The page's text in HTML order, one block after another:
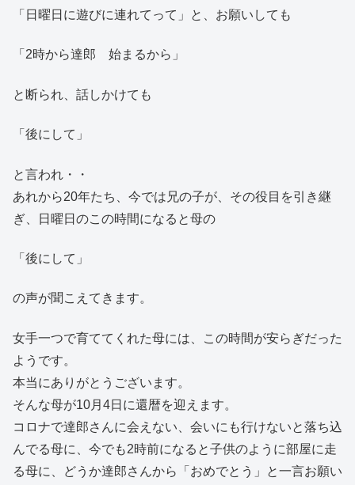
「日曜日に遊びに連れてって」と、お願いしても
「2時から達郎 始まるから」
と断られ、話しかけても
「後にして」
と言われ・・
あれから20年たち、今では兄の子が、その役目を引き継
ぎ、日曜日のこの時間になると母の
「後にして」
の声が聞こえてきます。
女手一つで育ててくれた母には、この時間が安らぎだった
ようです。
本当にありがとうございます。
そんな母が10月4日に還暦を迎えます。
コロナで達郎さんに会えない、会いにも行けないと落ち込
んでる母に、今でも2時前になると子供のように部屋に走
る母に、どうか達郎さんから「おめでとう」と一言お願い